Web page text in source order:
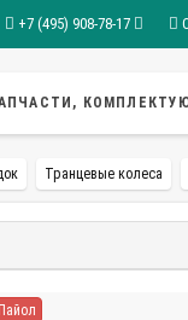
+7 (495) 908-78-17
Транцевые колеса